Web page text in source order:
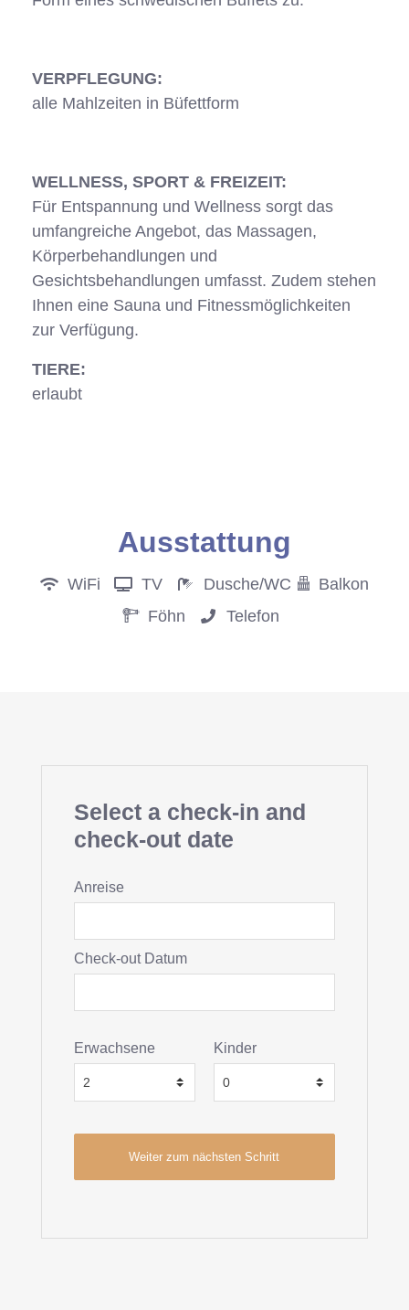
VERPFLEGUNG:
alle Mahlzeiten in Büfettform
WELLNESS, SPORT & FREIZEIT:
Für Entspannung und Wellness sorgt das
umfangreiche Angebot, das Massagen,
Körperbehandlungen und
Gesichtsbehandlungen umfasst. Zudem stehen
Ihnen eine Sauna und Fitnessmöglichkeiten
zur Verfügung.
TIERE:
erlaubt
Ausstattung
WiFi TV Dusche/WC
Balkon
Föhn
Telefon
Select a check-in and
check-out date
Anreise
Check-out Datum
Erwachsene Kinder